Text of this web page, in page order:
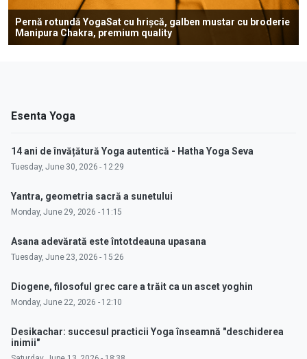
Pernă rotundă YogaSat cu hrișcă, galben mustar cu broderie
Manipura Chakra, premium quality
Esenta Yoga
14 ani de învățătură Yoga autentică - Hatha Yoga Seva
Tuesday, June 30, 2026 - 12:29
Yantra, geometria sacră a sunetului
Monday, June 29, 2026 - 11:15
Asana adevărată este întotdeauna upasana
Tuesday, June 23, 2026 - 15:26
Diogene, filosoful grec care a trăit ca un ascet yoghin
Monday, June 22, 2026 - 12:10
Desikachar: succesul practicii Yoga înseamnă "deschiderea
inimii"